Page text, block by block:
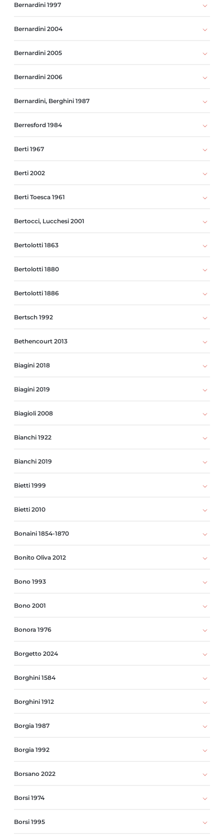
Bernardini 1997
Bernardini 2004
Bernardini 2005
Bernardini 2006
Bernardini, Berghini 1987
Berresford 1984
Berti 1967
Berti 2002
Berti Toesca 1961
Bertocci, Lucchesi 2001
Bertolotti 1863
Bertolotti 1880
Bertolotti 1886
Bertsch 1992
Bethencourt 2013
Biagini 2018
Biagini 2019
Biagioli 2008
Bianchi 1922
Bianchi 2019
Bietti 1999
Bietti 2010
Bonaini 1854-1870
Bonito Oliva 2012
Bono 1993
Bono 2001
Bonora 1976
Borgetto 2024
Borghini 1584
Borghini 1912
Borgia 1987
Borgia 1992
Borsano 2022
Borsi 1974
Borsi 1995